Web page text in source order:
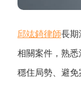
邱竑錡律師長期
相關案件，熟
穩住局勢、避